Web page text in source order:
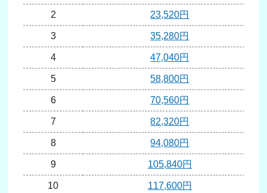
2 23,520円
3 35,280円
4 47,040円
5 58,800円
6 70,560円
7 82,320円
8 94,080円
9 105,840円
10 117,600円